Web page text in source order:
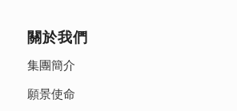
關於我們
集團簡介
願景使命